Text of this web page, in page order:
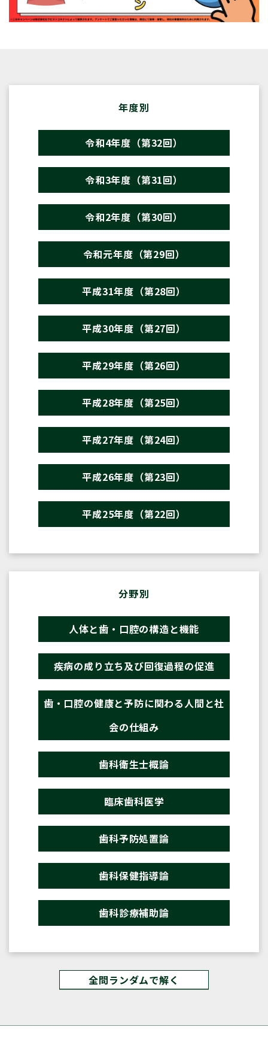
年度別
令和4年度（第32回）
令和3年度（第31回）
令和2年度（第30回）
令和元年度（第29回）
平成31年度（第28回）
平成30年度（第27回）
平成29年度（第26回）
平成28年度（第25回）
平成27年度（第24回）
平成26年度（第23回）
平成25年度（第22回）
分野別
人体と歯・口腔の構造と機能
疾病の成り立ち及び回復過程の促進
歯・口腔の健康と予防に関わる人間と社
会の仕組み
歯科衛生士概論
臨床歯科医学
歯科予防処置論
歯科保健指導論
歯科診療補助論
全問ランダムで解く